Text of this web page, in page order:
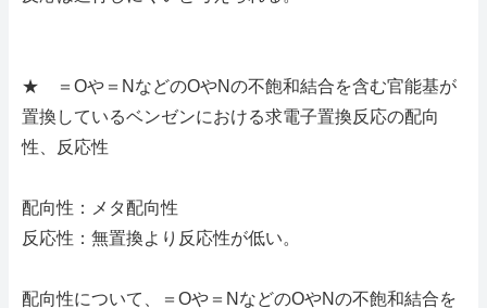
★ ＝Oや＝NなどのOやNの不飽和結合を含む官能基が
置換しているベンゼンにおける求電子置換反応の配向
性、反応性
配向性：メタ配向性
反応性：無置換より反応性が低い。
配向性について、＝Oや＝NなどのOやNの不飽和結合を